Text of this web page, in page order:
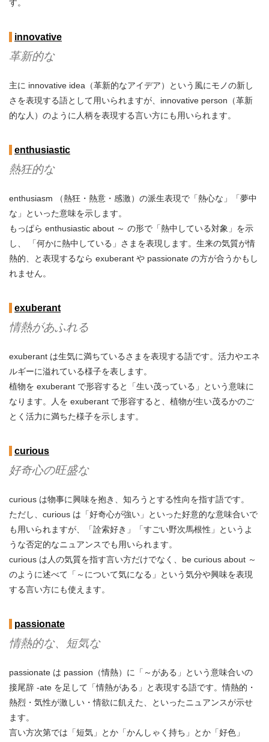
す。
innovative
革新的な
主に innovative idea（革新的なアイデア）という風にモノの新し
さを表現する語として用いられますが、innovative person（革新
的な人）のように人柄を表現する言い方にも用いられます。
enthusiastic
熱狂的な
enthusiasm （熱狂・熱意・感激）の派生表現で「熱心な」「夢中
な」といった意味を示します。
もっぱら enthusiastic about ～ の形で「熱中している対象」を示
し、 「何かに熱中している」さまを表現します。生来の気質が情
熱的、と表現するなら exuberant や passionate の方が合うかもし
れません。
exuberant
情熱があふれる
exuberant は生気に満ちているさまを表現する語です。活力やエネ
ルギーに溢れている様子を表します。
植物を exuberant で形容すると「生い茂っている」という意味に
なります。人を exuberant で形容すると、植物が生い茂るかのご
とく活力に満ちた様子を示します。
curious
好奇心の旺盛な
curious は物事に興味を抱き、知ろうとする性向を指す語です。
ただし、curious は「好奇心が強い」といった好意的な意味合いで
も用いられますが、「詮索好き」「すごい野次馬根性」というよ
うな否定的なニュアンスでも用いられます。
curious は人の気質を指す言い方だけでなく、be curious about ～
のように述べて「～について気になる」という気分や興味を表現
する言い方にも使えます。
passionate
情熱的な、短気な
passionate は passion（情熱）に「～がある」という意味合いの
接尾辞 -ate を足して「情熱がある」と表現する語です。情熱的・
熱烈・気性が激しい・情欲に飢えた、といったニュアンスが示せ
ます。
言い方次第では「短気」とか「かんしゃく持ち」とか「好色」